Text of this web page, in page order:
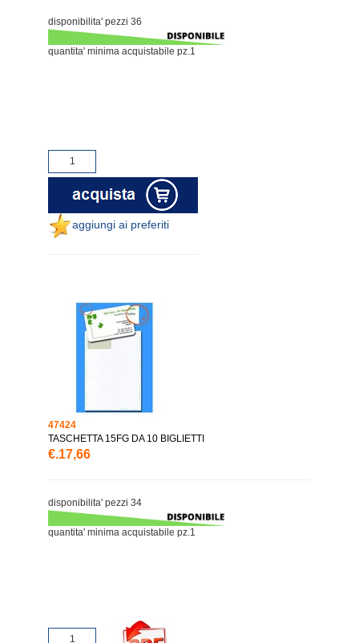
disponibilita' pezzi 36
quantita' minima acquistabile pz.1
aggiungi ai preferiti
47424
TASCHETTA 15FG DA 10 BIGLIETTI
€.17,66
disponibilita' pezzi 34
quantita' minima acquistabile pz.1